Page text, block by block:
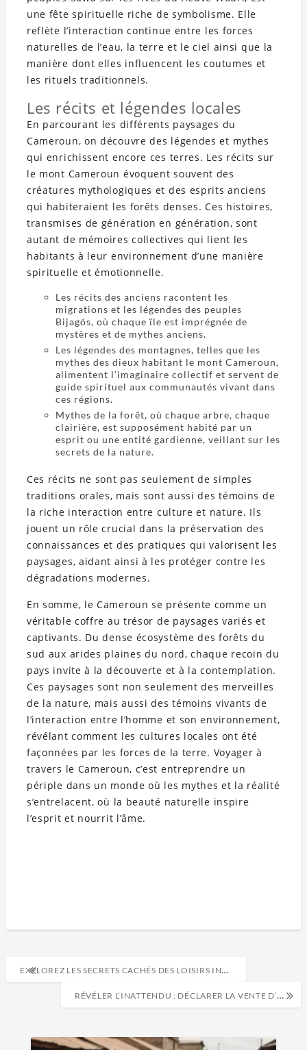
une fête spirituelle riche de symbolisme. Elle
reflète l’interaction continue entre les forces
naturelles de l’eau, la terre et le ciel ainsi que la
manière dont elles influencent les coutumes et
les rituels traditionnels.
Les récits et légendes locales
En parcourant les différents paysages du
Cameroun, on découvre des légendes et mythes
qui enrichissent encore ces terres. Les récits sur
le mont Cameroun évoquent souvent des
créatures mythologiques et des esprits anciens
qui habiteraient les forêts denses. Ces histoires,
transmises de génération en génération, sont
autant de mémoires collectives qui lient les
habitants à leur environnement d’une manière
spirituelle et émotionnelle.
Les récits des anciens racontent les
migrations et les légendes des peuples
Bijagós, où chaque île est imprégnée de
mystères et de mythes anciens.
Les légendes des montagnes, telles que les
mythes des dieux habitant le mont Cameroun,
alimentent l’imaginaire collectif et servent de
guide spirituel aux communautés vivant dans
ces régions.
Mythes de la forêt, où chaque arbre, chaque
clairière, est supposément habité par un
esprit ou une entité gardienne, veillant sur les
secrets de la nature.
Ces récits ne sont pas seulement de simples
traditions orales, mais sont aussi des témoins de
la riche interaction entre culture et nature. Ils
jouent un rôle crucial dans la préservation des
connaissances et des pratiques qui valorisent les
paysages, aidant ainsi à les protéger contre les
dégradations modernes.
En somme, le Cameroun se présente comme un
véritable coffre au trésor de paysages variés et
captivants. Du dense écosystème des forêts du
sud aux arides plaines du nord, chaque recoin du
pays invite à la découverte et à la contemplation.
Ces paysages sont non seulement des merveilles
de la nature, mais aussi des témoins vivants de
l’interaction entre l’homme et son environnement,
révélant comment les cultures locales ont été
façonnées par les forces de la terre. Voyager à
travers le Cameroun, c’est entreprendre un
périple dans un monde où les mythes et la réalité
s’entrelacent, où la beauté naturelle inspire
l’esprit et nourrit l’âme.
EXPLOREZ LES SECRETS CACHÉS DES LOISIRS INSOLITES DU CAMEROUN !
RÉVÉLER L’INATTENDU : DÉCLARER LA VENTE D’UN BIEN IMMOBILIER À L’ÉTRANGER